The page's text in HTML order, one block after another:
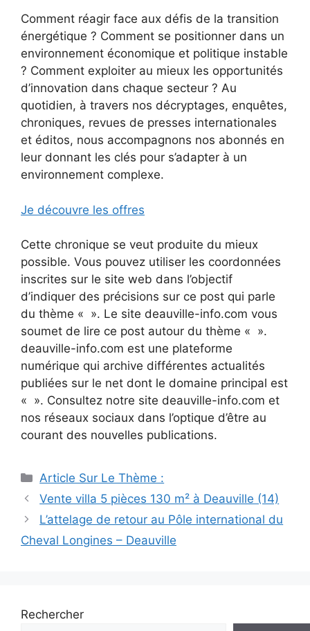
Comment réagir face aux défis de la transition
énergétique ? Comment se positionner dans un
environnement économique et politique instable
? Comment exploiter au mieux les opportunités
d’innovation dans chaque secteur ? Au
quotidien, à travers nos décryptages, enquêtes,
chroniques, revues de presses internationales
et éditos, nous accompagnons nos abonnés en
leur donnant les clés pour s’adapter à un
environnement complexe.
Je découvre les offres
Cette chronique se veut produite du mieux
possible. Vous pouvez utiliser les coordonnées
inscrites sur le site web dans l’objectif
d’indiquer des précisions sur ce post qui parle
du thème « ». Le site deauville-info.com vous
soumet de lire ce post autour du thème « ».
deauville-info.com est une plateforme
numérique qui archive différentes actualités
publiées sur le net dont le domaine principal est
« ». Consultez notre site deauville-info.com et
nos réseaux sociaux dans l’optique d’être au
courant des nouvelles publications.
Catégories
Article Sur Le Thème :
Navigation
des
Vente villa 5 pièces 130 m² à Deauville (14)
L’attelage de retour au Pôle international du
Cheval Longines – Deauville
Rechercher